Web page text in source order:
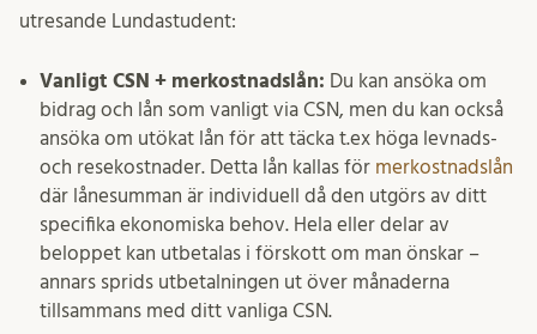
utresande Lundastudent:
Vanligt CSN + merkostnadslån: Du kan ansöka om
bidrag och lån som vanligt via CSN, men du kan också
ansöka om utökat lån för att täcka t.ex höga levnads-
och resekostnader. Detta lån kallas för merkostnadslån
där lånesumman är individuell då den utgörs av ditt
specifika ekonomiska behov. Hela eller delar av
beloppet kan utbetalas i förskott om man önskar –
annars sprids utbetalningen ut över månaderna
tillsammans med ditt vanliga CSN.